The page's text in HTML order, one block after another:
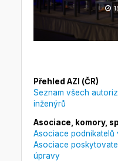
Přehled AZI (ČR)
Seznam všech
inženýrů
Asociace, komory,
Asociace podnikatelů
Asociace
úpravy